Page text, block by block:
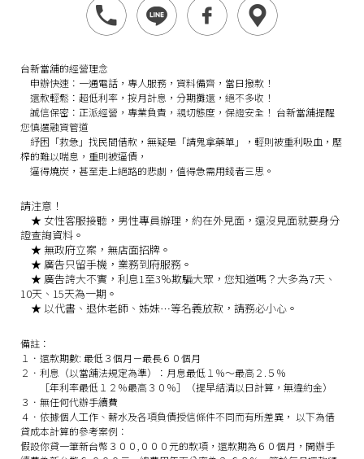
台新當舖的經營理念
申辦快速： 一通電話，專人服務，資料備齊，當日撥款！
還款輕鬆： 超低利率，按月計息，分期攤還，絕不多收！
誠信保密： 正派經營，專業負責，親切態度，保證安全！ 台新當舖提醒
您慎選融資管道
紓困「救急」找民間借款，無疑是「請鬼拿藥單」，輕則被重利吸血，壓
榨的難以喘息，重則被逼債，
逼得燒炭，甚至走上絕路的悲劇，值得急需用錢者三思。
請注意！
★女性客服接聽，男性專員辦理，約在外見面，還沒見面就要身分
證查詢資料。
★無政府立案，無店面招牌。
★ 廣告只留手機，業務到府服務。
★ 廣告誇大不實，利息1至3％欺騙大眾，您知道嗎？大多為7天、
10天、15天為一期。
★以代書、退休老師、姊妹…等名義放款，請務必小心。
備註：
１．還款期數: 最低３個月－最長６０個月
２．利息（以當舖法規定為準）：月息最低１％～最高２.５％
［年利率最低１２％最高３０％］（提早結清以日計算，無違約金）
３．無任何代辦手續費
４．依據個人工作、薪水及各項負債授信條件不同而有所差異， 以下為借
貸成本計算的參考案例：
假設你貸一筆新台幣３００,０００元的款項，還款期為６０個月，開辦手